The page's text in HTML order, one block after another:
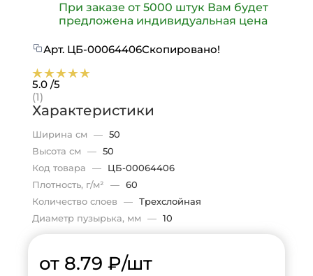
При заказе от 5000 штук Вам будет
предложена индивидуальная цена
Арт. ЦБ-00064406Скопировано!
5.0 /5
(1)
Характеристики
Ширина см — 50
Высота см
— 50
Код товара
—
ЦБ-00064406
Плотность, г/м²
— 60
Количество слоев
— Трехслойная
Диаметр пузырька, мм
— 10
от 8.79 ₽/шт